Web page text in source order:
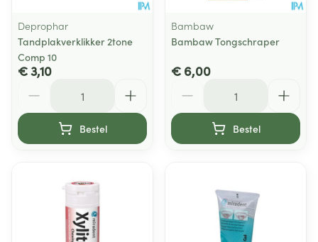
Deprophar
Tandplakverklikker 2tone
Comp 10
€ 3,10
Bestel
Bambaw
Bambaw Tongschraper
€ 6,00
Bestel